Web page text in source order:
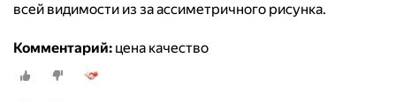
всей видимости из за ассиметричного рисунка.
Комментарий: цена качество